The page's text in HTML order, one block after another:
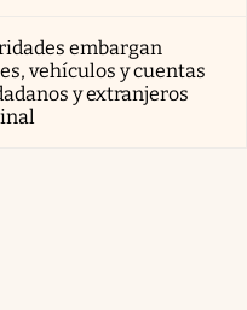
embargan
vehículos y cuentas
y extranjeros